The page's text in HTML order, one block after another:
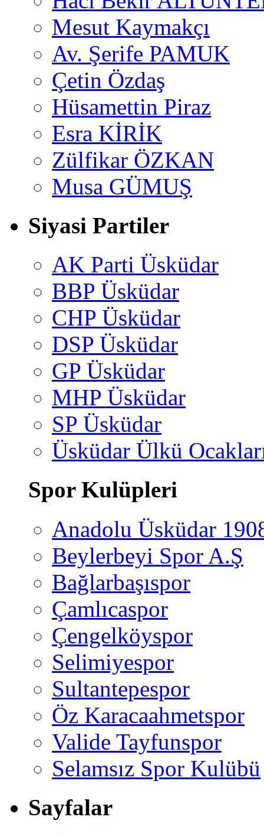
Mesut Kaymakçı
Av. Şerife PAMUK
Çetin Özdaş
Hüsamettin Piraz
Esra KİRİK
Zülfikar ÖZKAN
Musa GÜMUŞ
Siyasi Partiler
AK Parti Üsküdar
BBP Üsküdar
CHP Üsküdar
DSP Üsküdar
GP Üsküdar
MHP Üsküdar
SP Üsküdar
Üsküdar Ülkü
Spor Kulüpleri
Anadolu Üsküdar
Beylerbeyi Spor A.Ş
Bağlarbaşıspor
Çamlıcaspor
Çengelköyspor
Selimiyespor
Sultantepespor
Öz Karacaahmetspor
Valide Tayfunspor
Selamsız Spor Kulübü
Sayfalar